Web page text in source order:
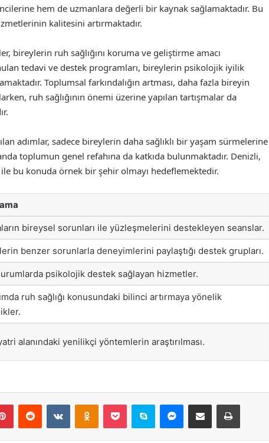
hem de uzmanlara değerli bir kaynak sağlamaktadır. Bu
kalitesini artırmaktadır.
bireylerin ruh sağlığını koruma ve geliştirme amacı
tedavi ve destek programları, bireylerin psikolojik iyilik
Toplumsal farkındalığın artması, daha fazla bireyin
ruh sağlığının önemi üzerine yapılan tartışmalar da
adımlar, sadece bireylerin daha sağlıklı bir yaşam sürmelerine
toplumun genel refahına da katkıda bulunmaktadır. Denizli,
bu konuda örnek bir şehir olmayı hedeflemektedir.
bireysel sorunları ile yüzleşmelerini destekleyen seanslar.
benzer sorunlarla deneyimlerini paylaştığı destek grupları.
psikolojik destek sağlayan hizmetler.
ruh sağlığı konusundaki bilinci artırmaya yönelik
alanındaki yenilikçi yöntemlerin araştırılması.
PinterestReddit VKontakteOdnoklassniki
Pocket Skype Messenger
E-Posta ile paylaş Yazdır